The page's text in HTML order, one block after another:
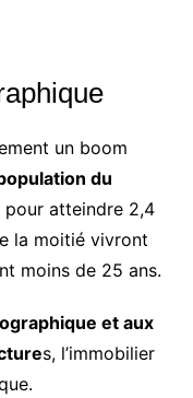
un boom
du
pour atteindre 2,4
la moitié vivront
moins de 25 ans.
et aux
s, l’immobilier